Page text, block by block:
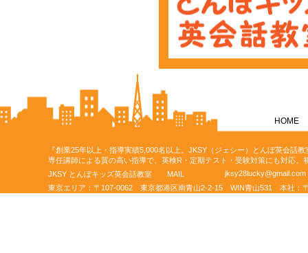
HOME
『創業25年以上・指導実績5,000名以上。JKSY（ジェシー）とんぼ英会
専任講師による質の高い指導で、英検R・定期テスト・受験対策にも対応
JKSY とんぼキッズ英会話教室 MAIL
jksy28lucky@gmail.com
東京エリア：〒107-0062 東京都港区南青山2-2-15 WIN青山531 本社：